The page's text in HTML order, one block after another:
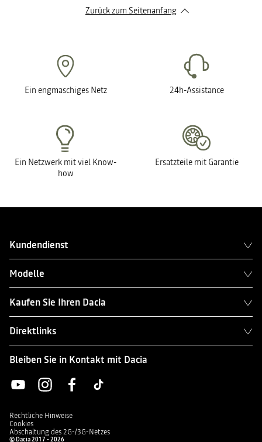
Zurück zum Seitenanfang
Ein engmaschiges Netz 24h-Assistance
Ein Netzwerk mit viel Know-
how
Ersatzteile mit Garantie
Kundendienst
Modelle
Kaufen Sie Ihren Dacia
Direktlinks
Bleiben Sie in Kontakt mit Dacia
Rechtliche Hinweise
Cookies
Abschaltung des 2G-/3G-Netzes
© Dacia 2017 - 2026